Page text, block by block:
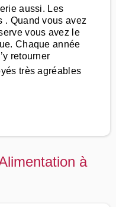
aussi. Les
. Quand vous avez
vous avez le
Chaque année
retourner
très agréables
à